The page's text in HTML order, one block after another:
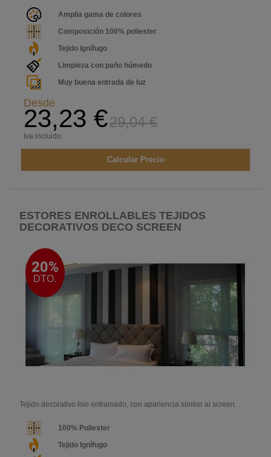
Amplia gama de colores
Composición 100% poliester
Tejido Ignífugo
Limpieza con paño húmedo
Muy buena entrada de luz
Desde
23,23 €29,04 €
Iva incluido
Calcular Precio
ESTORES ENROLLABLES TEJIDOS
DECORATIVOS DECO SCREEN
20%
DTO.
Tejido decorativo liso entramado, con apariencia similar al screen.
100% Poliester
Tejido Ignífugo